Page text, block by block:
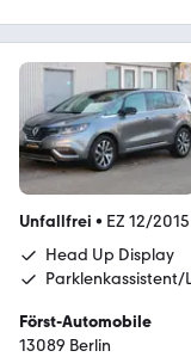
Unfallfrei • EZ 12/2015
Head Up Display
Parklenkassistent/
Först-Automobile
13089 Berlin